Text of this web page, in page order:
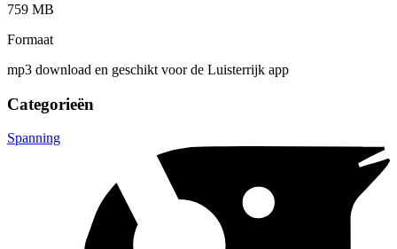
759 MB
Formaat
mp3 download en geschikt voor de Luisterrijk app
Categorieën
Spanning